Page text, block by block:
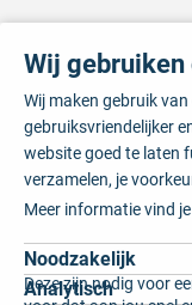
Wij gebruiken
Wij maken gebruik
gebruiksvriendelijker
website goed te laten
verzamelen, je
Meer informatie vind
Noodzakelijk
Deze zijn nodig voor
Analytisch